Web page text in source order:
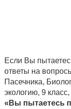
Если Вы
ответы на
Пасечника,
экологию, 9
«Вы пытаетесь